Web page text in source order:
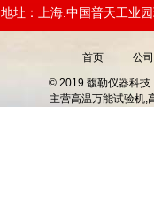
地址：上海.中国普天工业
首页 公
© 2019 馥勒仪器科技
主营高温万能试验机,